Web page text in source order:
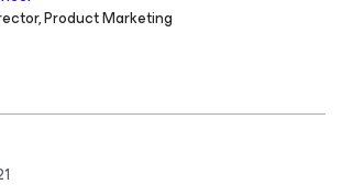
Product Marketing